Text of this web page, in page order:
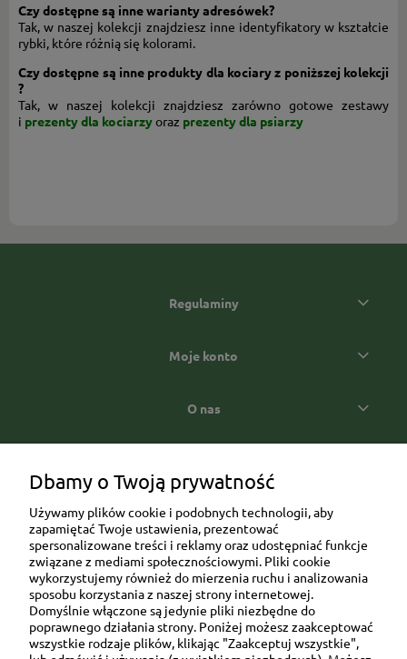
Czy dostępne są inne warianty adresówek?
Tak, w naszej kolekcji znajdziesz inne identyfikatory w kształcie
rybki, które różnią się kolorami.
Czy dostępne są inne produkty dla kociary z poniższej kolekcji
?
Tak, w naszej kolekcji znajdziesz zarówno gotowe zestawy
i prezenty dla kociarzyoraz prezenty dla psiarzy
Regulaminy
Moje konto
O nas
Ul. Brukowa 6/8 lok. 57/58
91-341 Łódź
Dbamy o Twoją prywatność
Używamy plików cookie i podobnych technologii, aby
zapamiętać Twoje ustawienia, prezentować
spersonalizowane treści i reklamy oraz udostępniać funkcje
związane z mediami społecznościowymi. Pliki cookie
wykorzystujemy również do mierzenia ruchu i analizowania
sposobu korzystania z naszej strony internetowej.
Domyślnie włączone są jedynie pliki niezbędne do
poprawnego działania strony. Poniżej możesz zaakceptować
wszystkie rodzaje plików, klikając "Zaakceptuj wszystkie",